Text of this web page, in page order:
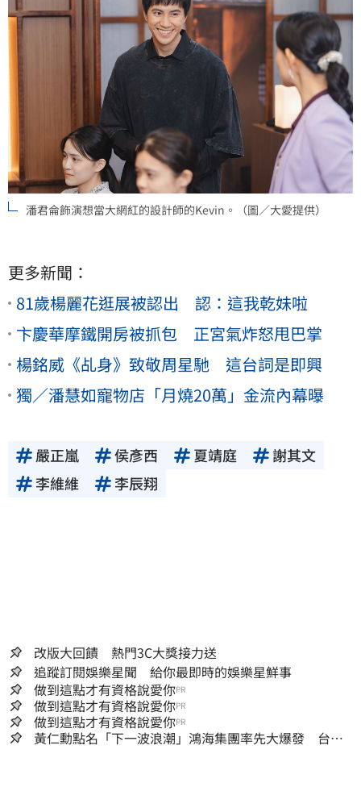
潘君侖飾演想當大網紅的設計師的Kevin。（圖／大愛提供）
更多新聞：
81歲楊麗花逛展被認出 認：這我乾妹啦
卞慶華摩鐵開房被抓包 正宮氣炸怒甩巴掌
楊銘威《乩身》致敬周星馳 這台詞是即興
獨／潘慧如寵物店「月燒20萬」金流內幕曝
嚴正嵐 侯彥西 夏靖庭
謝其文
李維維
李辰翔
改版大回饋 熱門3C大獎接力送
追蹤訂閱娛樂星聞 給你最即時的娛樂星鮮事
做到這點才有資格說愛你PR
做到這點才有資格說愛你PR
做到這點才有資格說愛你PR
黃仁勳點名「下一波浪潮」鴻海集團率先大爆發 台股